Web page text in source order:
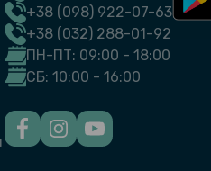
+38 (098) 922-07-63
+38 (032) 288-01-92
ПН-ПТ: 09:00 - 18:00
СБ: 10:00 - 16:00